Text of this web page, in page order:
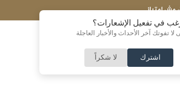
في تفعيل الإشعارات؟
لا تفوتك آخر الأحداث والأخبار العاجلة
اشترك لا شكراً
مش امتياز